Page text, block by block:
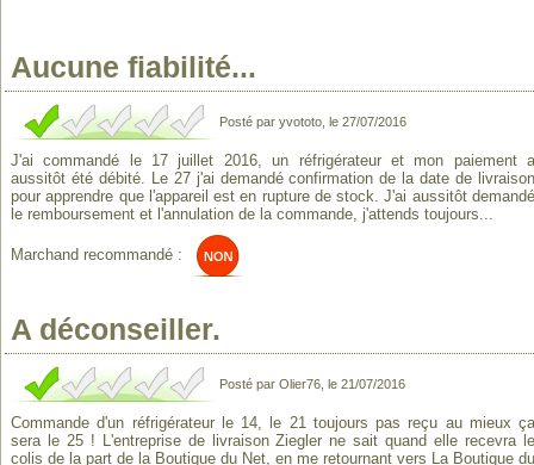
Aucune fiabilité...
Posté par yvototo, le 27/07/2016
J'ai commandé le 17 juillet 2016, un réfrigérateur et mon paiement a
aussitôt été débité. Le 27 j'ai demandé confirmation de la date de livraison
pour apprendre que l'appareil est en rupture de stock. J'ai aussitôt demandé
le remboursement et l'annulation de la commande, j'attends toujours...
Marchand recommandé :
A déconseiller.
Posté par Olier76, le 21/07/2016
Commande d'un réfrigérateur le 14, le 21 toujours pas reçu au mieux ça
sera le 25 ! L'entreprise de livraison Ziegler ne sait quand elle recevra le
colis de la part de la Boutique du Net, en me retournant vers La Boutique du